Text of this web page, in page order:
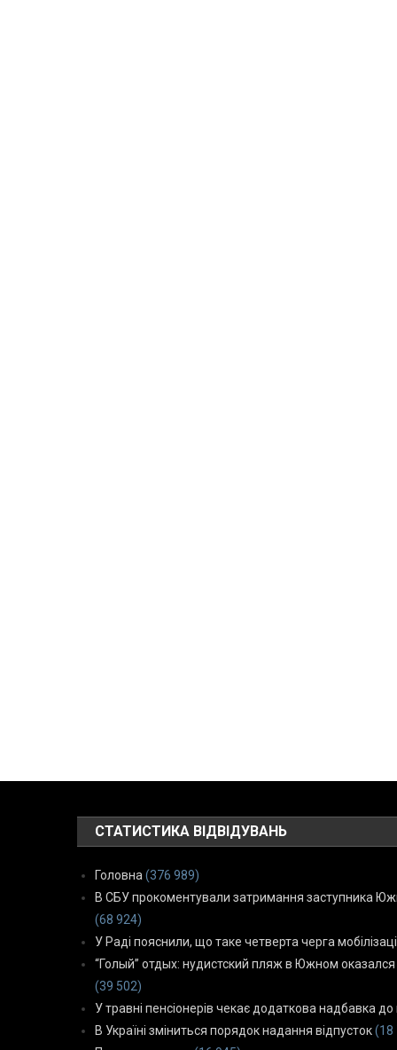
СТАТИСТИКА ВІДВІДУВАНЬ
Головна (376 989)
В СБУ прокоментували затримання заступника
(68 924)
У Раді пояснили, що таке четверта черга
“Голый” отдых: нудистский пляж в Южном
(39 502)
У травні пенсіонерів чекає додаткова надбавка до
В Україні зміниться порядок надання відпусток (18